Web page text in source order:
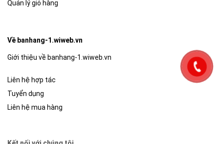
Quản lý giỏ hàng
Về banhang-1.wiweb.vn
Giới thiệu về banhang-1.wiweb.vn
Liên hệ hợp tác
Tuyển dụng
Liên hệ mua hàng